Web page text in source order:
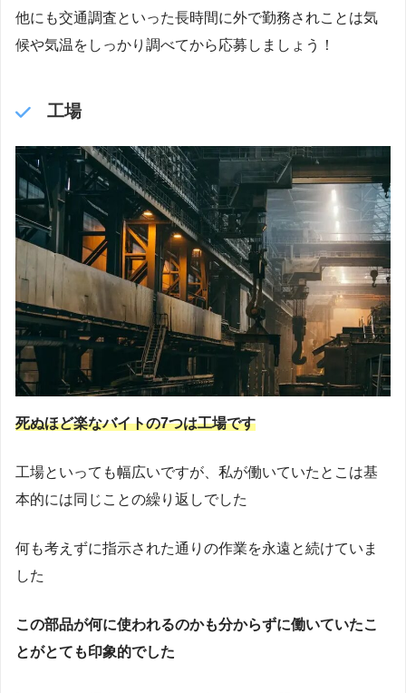
他にも交通調査といった長時間に外で勤務されことは気
候や気温をしっかり調べてから応募しましょう！
工場
死ぬほど楽なバイトの7つは工場です
工場といっても幅広いですが、私が働いていたとこは基
本的には同じことの繰り返しでした
何も考えずに指示された通りの作業を永遠と続けていま
した
この部品が何に使われるのかも分からずに働いていたこ
とがとても印象的でした